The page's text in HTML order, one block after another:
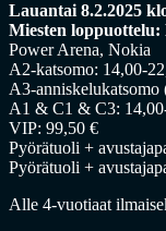
Lauantai 8.2.2025
Miesten
Power Arena, Nokia
A2-katsomo: 14,00-
A3-
A1 & C1 & C3:
VIP: 99,50 €
Pyörätuoli +
Pyörätuoli +
Alle 4-vuotiaat